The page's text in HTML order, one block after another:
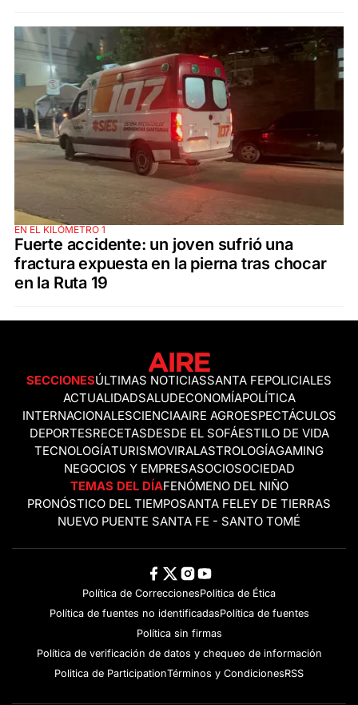
EN EL KILÓMETRO 1
Fuerte accidente: un joven sufrió una
fractura expuesta en la pierna tras chocar
en la Ruta 19
SECCIONESÚLTIMAS NOTICIASSANTA FEPOLICIALES
ACTUALIDADSALUDECONOMÍAPOLÍTICA
INTERNACIONALESCIENCIAAIRE AGROESPECTÁCULOS
DEPORTESRECETASDESDE EL SOFÁESTILO DE VIDA
TECNOLOGÍATURISMOVIRALASTROLOGÍAGAMING
NEGOCIOS Y EMPRESASOCIOSOCIEDAD
TEMAS DEL DÍAFENÓMENO DEL NIÑO
PRONÓSTICO DEL TIEMPOSANTA FELEY DE TIERRAS
NUEVO PUENTE SANTA FE - SANTO TOMÉ
Política de CorreccionesPolitica de Ética
Política de fuentes no identificadasPolítica de fuentes
Política sin firmas
Política de verificación de datos y chequeo de información
Politica de ParticipationTérminos y CondicionesRSS